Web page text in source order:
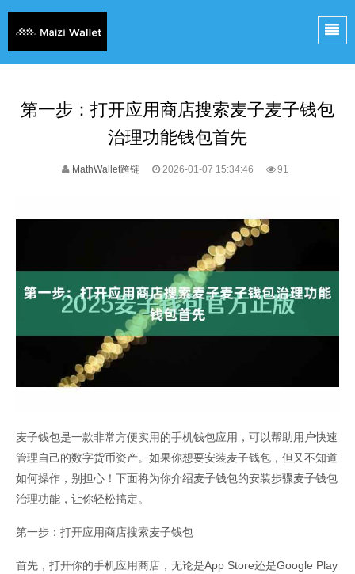
第一步：打开应用商店搜索麦子麦子钱包
治理功能钱包首先
MathWallet跨链 2026-01-07 15:34:46 91
麦子钱包是一款非常方便实用的手机钱包应用，可以帮助用户快速
管理自己的数字货币资产。如果你想要安装麦子钱包，但又不知道
如何操作，别担心！下面将为你介绍麦子钱包的安装步骤麦子钱包
治理功能，让你轻松搞定。
第一步：打开应用商店搜索麦子钱包
首先，打开你的手机应用商店，无论是App Store还是Google Play